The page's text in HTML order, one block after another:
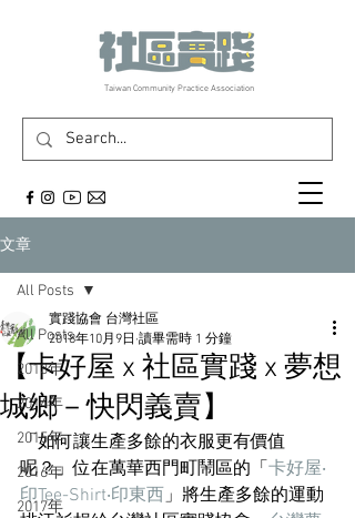
​Taiwan Community Practice Association
文章
All Posts
2013年
2014年
2015年
2016年
2017年
All Posts
【卡好屋 x 社區實踐 x 夢想
城鄉－快閃義賣】
實踐協會 台灣社區
2018年10月9日 讀畢需時 1 分鐘
「如何讓生產多餘的衣服更有價值
呢？」位在萬華西門町鬧區的「 卡好屋‧
印Tee-Shirt‧印東西」將生產多餘的運動